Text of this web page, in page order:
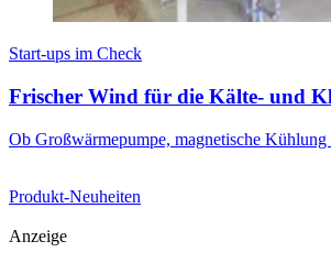
Start-ups im Check
Frischer Wind für die Kälte- und
Ob Großwärmepumpe, magnetische
Produkt-Neuheiten
Anzeige